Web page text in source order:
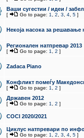
Ваши сугестии / идеи /
[ Go to page: 1 2 3 4 5 ]
Некоја насока за решавање
Регионален натпревар 2013
[ Go to page: 1 2 ]
Zadaca Piano
Конфликт помеѓу
[ Go to page: 1 2 ]
Државен 2012
[ Go to page: 1 2 ]
COCI 2020/2021
Циклус натпревари по
[ Go to page: 1 2 3 4 5 ]